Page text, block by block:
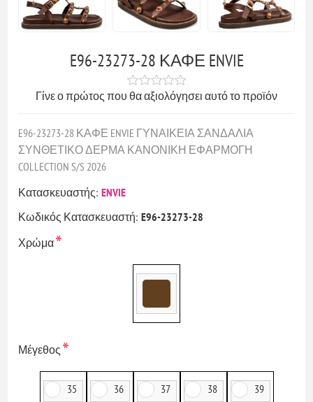
E96-23273-28 ΚΑΦΕ ENVIE
Γίνε ο πρώτος που θα αξιολόγησει αυτό το προϊόν
E96-23273-28 ΚΑΦΕ ENVIE ΓΥΝΑΙΚΕΙΑ ΣΑΝΔΑΛΙΑ
ΣΥΝΘΕΤΙΚΟ ΔΕΡΜΑ ΚΑΝΟΝΙΚΗ ΕΦΑΡΜΟΓΗ
COLLECTION S/S 2026
Κατασκευαστής: ENVIE
Κωδικός Κατασκευαστή: E96-23273-28
Χρώμα*
Μέγεθος*
35 36 37 38 39